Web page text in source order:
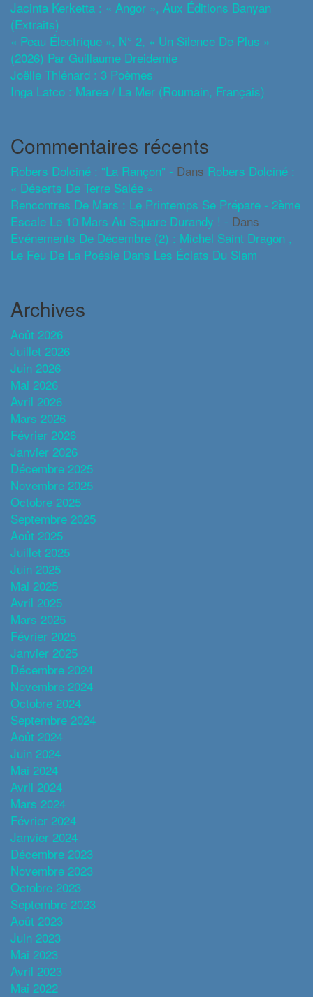
Jacinta Kerketta : « Angor », Aux Éditions Banyan
(extraits)
« Peau Électrique », N° 2, « Un Silence De Plus »
(2026) Par Guillaume Dreidemie
Joëlle Thiénard : 3 Poèmes
Inga Latco : Marea / La Mer (roumain, Français)
Commentaires récents
Robers Dolciné : "La Rançon" - Dans Robers Dolciné :
« Déserts De Terre Salée »
Rencontres De Mars : Le Printemps Se Prépare - 2ème
Escale Le 10 Mars Au Square Durandy ! - Dans
Evénements De Décembre (2) : Michel Saint Dragon ,
Le Feu De La Poésie Dans Les Éclats Du Slam
Archives
Août 2026
Juillet 2026
Juin 2026
Mai 2026
Avril 2026
Mars 2026
Février 2026
Janvier 2026
Décembre 2025
Novembre 2025
Octobre 2025
Septembre 2025
Août 2025
Juillet 2025
Juin 2025
Mai 2025
Avril 2025
Mars 2025
Février 2025
Janvier 2025
Décembre 2024
Novembre 2024
Octobre 2024
Septembre 2024
Août 2024
Juin 2024
Mai 2024
Avril 2024
Mars 2024
Février 2024
Janvier 2024
Décembre 2023
Novembre 2023
Octobre 2023
Septembre 2023
Août 2023
Juin 2023
Mai 2023
Avril 2023
Mai 2022